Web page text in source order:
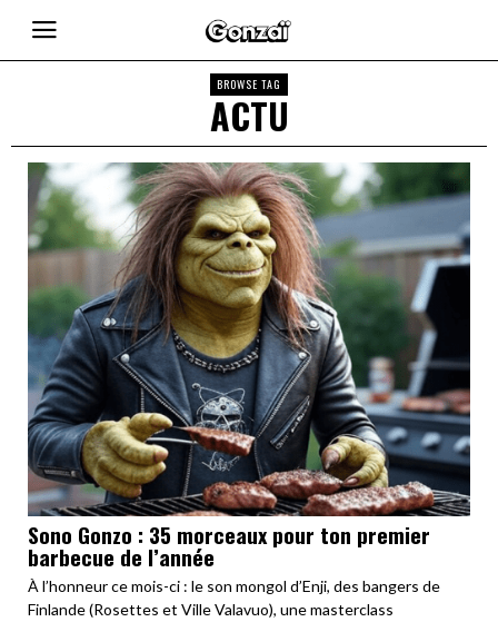
BROWSE TAG
ACTU
Sono Gonzo : 35 morceaux pour ton premier
barbecue de l’année
À l’honneur ce mois-ci : le son mongol d’Enji, des bangers de
Finlande (Rosettes et Ville Valavuo), une masterclass